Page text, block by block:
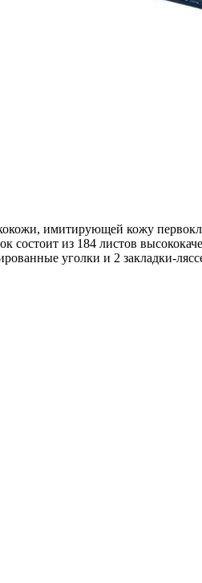
имитирующей кожу
из 184 листов
уголки и 2 закладки-